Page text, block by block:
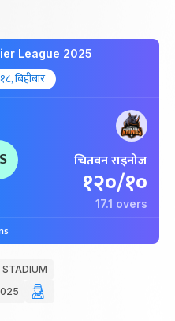
League 2025
बिहीबार
चितवन राइनोज
१२०/१०
17.1 overs
STADIUM